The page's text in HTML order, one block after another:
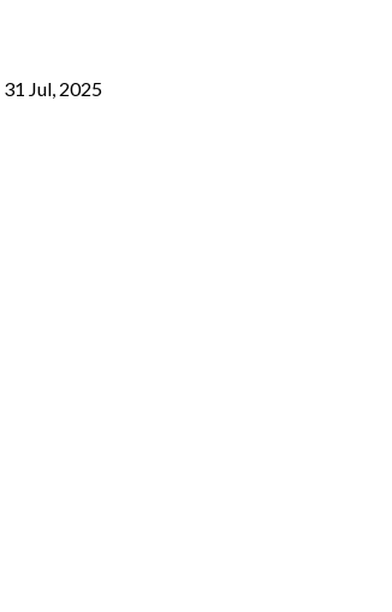
31 Jul, 2025